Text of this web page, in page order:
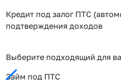
Кредит под залог ПТС
подтверждения доходов
Выберите подходящий для
Займ под ПТС